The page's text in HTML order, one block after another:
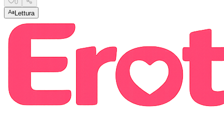
0
Lettura